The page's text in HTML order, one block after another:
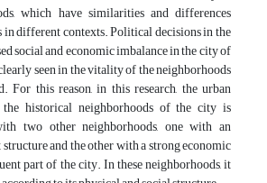
which have similarities and differences
in different contexts. Political decisions in the
social and economic imbalance in the city of
seen in the vitality of the neighborhoods
this reason, in this research, the urban
historical neighborhoods of the city is
two other neighborhoods, one with an
and the other with a strong economic
part of the city. In these neighborhoods, it